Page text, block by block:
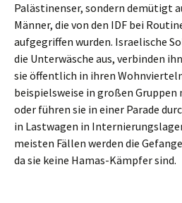
Palästinenser, sondern demütigt
Männer, die von den IDF bei
aufgegriffen wurden. Israelische
die Unterwäsche aus, verbinden
sie öffentlich in ihren
beispielsweise in großen
oder führen sie in einer Parade
in Lastwagen in
meisten Fällen werden die
da sie keine Hamas-Kämpfer sind.